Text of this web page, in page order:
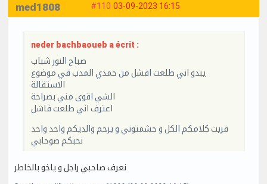
#110 03-09-2023 16:15
med1808
neder bachbaoueb a écrit :
صباح النور شباب
يبدو اني طلعت افشل من حمدي المدب في موضوع
الاستقالة
الشي اقوى مني بصراحة
اعترف اني طلعت فاشل
قريت كلامكم الكل و حشمتوني و يرحم والديكم واحد واحد
نحبكم صوحابي
نعرف صاحبي راجل و ياخو بالخاطر